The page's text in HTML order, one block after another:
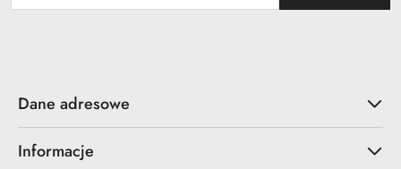
Dane adresowe
Informacje